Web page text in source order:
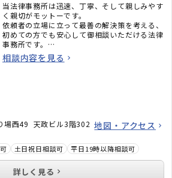
当法律事務所は迅速、丁寧、そして親しみやす
く親切がモットーです。
依頼者の立場に立って最善の解決策を考える、
初めての方でも安心して御相談いただける法律
事務所です。
お一人で悩まず、先ず御相談下さい。
相談内容を見る
場西49 天政ビル3階302 地図・アクセス
土日祝日相談可 平日19時以降相談可
詳しく見る